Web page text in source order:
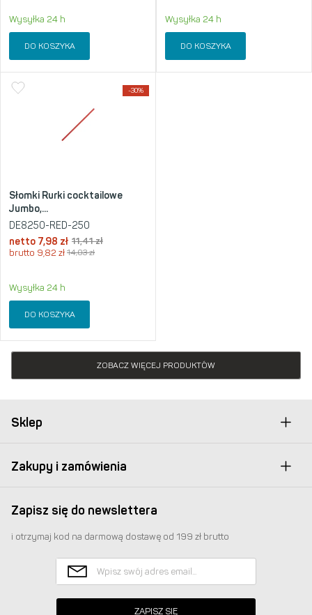
Wysyłka 24 h
DO KOSZYKA
Wysyłka 24 h
DO KOSZYKA
-30%
Słomki Rurki cocktailowe
Jumbo,...
DE8250-RED-250
netto 7,98 zł 11,41zł
brutto 9,82 zł 14,03zł
Wysyłka 24 h
DO KOSZYKA
ZOBACZ WIĘCEJ PRODUKTÓW
Sklep
Zakupy i zamówienia
Zapisz się do newslettera
i otrzymaj kod na darmową dostawę od 199 zł brutto
ZAPISZ SIĘ